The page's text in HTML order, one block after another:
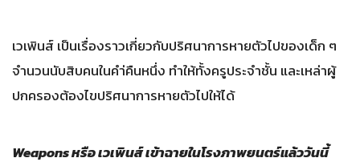
เวเพินส์ เป็นเรื่องราวเกี่ยวกับปริศนาการหายตัวไปของเด็ก ๆ
จำนวนนับสิบคนในคำ่คืนหนึ่ง ทำให้ทั้งครูประจำชั้น และเหล่าผู้
ปกครองต้องไขปริศนาการหายตัวไปให้ได้
Weapons หรือ เวเพินส์ เข้าฉายในโรงภาพยนตร์แล้ววันนี้